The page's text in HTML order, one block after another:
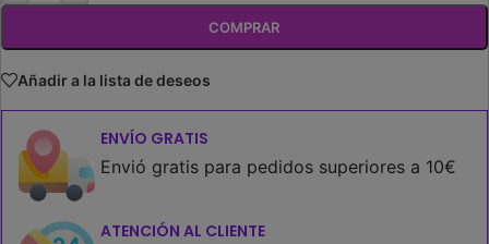
COMPRAR
Añadir a la lista de deseos
ENVÍO GRATIS
Envió gratis para pedidos superiores a 10€
ATENCIÓN AL CLIENTE